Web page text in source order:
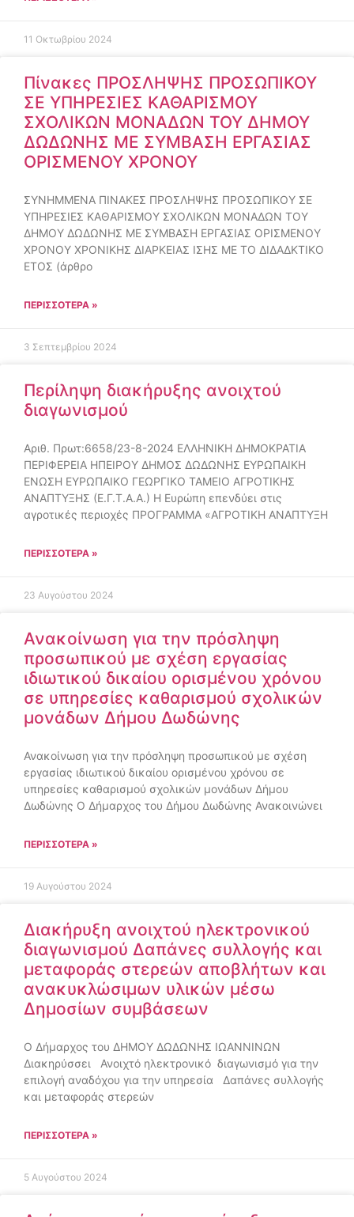
11 Οκτωβρίου 2024
Πίνακες ΠΡΟΣΛΗΨΗΣ ΠΡΟΣΩΠΙΚΟΥ
ΣΕ ΥΠΗΡΕΣΙΕΣ ΚΑΘΑΡΙΣΜΟΥ
ΣΧΟΛΙΚΩΝ ΜΟΝΑΔΩΝ ΤΟΥ ΔΗΜΟΥ
ΔΩΔΩΝΗΣ ΜΕ ΣΥΜΒΑΣΗ ΕΡΓΑΣΙΑΣ
ΟΡΙΣΜΕΝΟΥ ΧΡΟΝΟΥ
ΣΥΝΗΜΜΕΝΑ ΠΙΝΑΚΕΣ ΠΡΟΣΛΗΨΗΣ ΠΡΟΣΩΠΙΚΟΥ ΣΕ
ΥΠΗΡΕΣΙΕΣ ΚΑΘΑΡΙΣΜΟΥ ΣΧΟΛΙΚΩΝ ΜΟΝΑΔΩΝ ΤΟΥ
ΔΗΜΟΥ ΔΩΔΩΝΗΣ ΜΕ ΣΥΜΒΑΣΗ ΕΡΓΑΣΙΑΣ ΟΡΙΣΜΕΝΟΥ
ΧΡΟΝΟΥ ΧΡΟΝΙΚΗΣ ΔΙΑΡΚΕΙΑΣ ΙΣΗΣ ΜΕ ΤΟ ΔΙΔΑΔΚΤΙΚΟ
ΕΤΟΣ (άρθρο
ΠΕΡΙΣΣΌΤΕΡΑ »
3 Σεπτεμβρίου 2024
Περίληψη διακήρυξης ανοιχτού
διαγωνισμού
Αριθ. Πρωτ:6658/23-8-2024 ΕΛΛΗΝΙΚΗ ΔΗΜΟΚΡΑΤΙΑ
ΠΕΡΙΦΕΡΕΙΑ ΗΠΕΙΡΟΥ ΔΗΜΟΣ ΔΩΔΩΝΗΣ ΕΥΡΩΠΑΙΚΗ
ΕΝΩΣΗ ΕΥΡΩΠΑΙΚΟ ΓΕΩΡΓΙΚΟ ΤΑΜΕΙΟ ΑΓΡΟΤΙΚΗΣ
ΑΝΑΠΤΥΞΗΣ (Ε.Γ.Τ.Α.Α.) Η Ευρώπη επενδύει στις
αγροτικές περιοχές ΠΡΟΓΡΑΜΜΑ «ΑΓΡΟΤΙΚΗ ΑΝΑΠΤΥΞΗ
ΠΕΡΙΣΣΌΤΕΡΑ »
23 Αυγούστου 2024
Ανακοίνωση για την πρόσληψη
προσωπικού με σχέση εργασίας
ιδιωτικού δικαίου ορισμένου χρόνου
σε υπηρεσίες καθαρισμού σχολικών
μονάδων Δήμου Δωδώνης
Ανακοίνωση για την πρόσληψη προσωπικού με σχέση
εργασίας ιδιωτικού δικαίου ορισμένου χρόνου σε
υπηρεσίες καθαρισμού σχολικών μονάδων Δήμου
Δωδώνης Ο Δήμαρχος του Δήμου Δωδώνης Ανακοινώνει
ΠΕΡΙΣΣΌΤΕΡΑ »
19 Αυγούστου 2024
Διακήρυξη ανοιχτού ηλεκτρονικού
διαγωνισμού Δαπάνες συλλογής και
μεταφοράς στερεών αποβλήτων και
ανακυκλώσιμων υλικών μέσω
Δημοσίων συμβάσεων
Ο Δήμαρχος του ΔΗΜΟΥ ΔΩΔΩΝΗΣ ΙΩΑΝΝΙΝΩΝ
Διακηρύσσει Ανοιχτό ηλεκτρονικό διαγωνισμό για την
επιλογή αναδόχου για την υπηρεσία Δαπάνες συλλογής
και μεταφοράς στερεών
ΠΕΡΙΣΣΌΤΕΡΑ »
5 Αυγούστου 2024